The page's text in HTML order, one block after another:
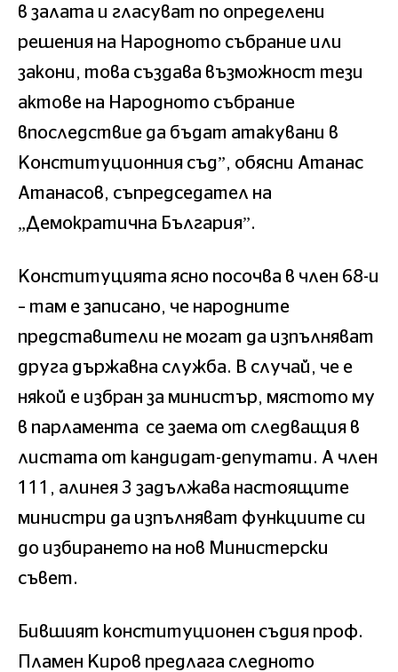
в залата и гласуват по определени
решения на Народното събрание или
закони, това създава възможност тези
актове на Народното събрание
впоследствие да бъдат атакувани в
Конституционния съд”, обясни Атанас
Атанасов, съпредседател на
„Демократична България”.
Конституцията ясно посочва в член 68-и
– там е записано, че народните
представители не могат да изпълняват
друга държавна служба. В случай, че е
някой е избран за министър, мястото му
в парламента се заема от следващия в
листата от кандидат-депутати. А член
111, алинея 3 задължава настоящите
министри да изпълняват функциите си
до избирането на нов Министерски
съвет.
Бившият конституционен съдия проф.
Пламен Киров предлага следното